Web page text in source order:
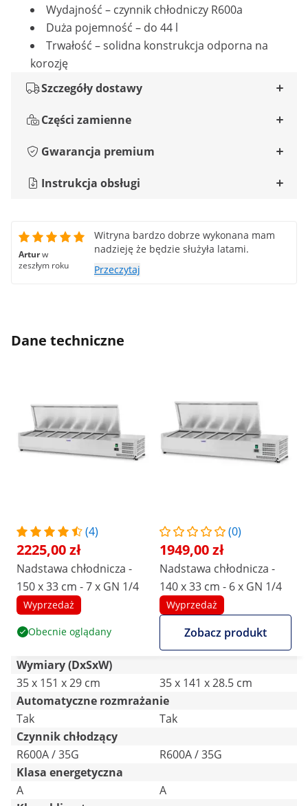
Wydajność – czynnik chłodniczy R600a
Duża pojemność – do 44 l
Trwałość – solidna konstrukcja odporna na
korozję
Szczegóły dostawy
Części zamienne
Gwarancja premium
Instrukcja obsługi
Arturw
zeszłym roku
Witryna bardzo dobrze wykonana mam
nadzieję że będzie służyła latami.
Przeczytaj
Dane techniczne
(4)
2225,00 zł
Nadstawa chłodnicza -
150 x 33 cm - 7 x GN 1/4
Wyprzedaż
Obecnie oglądany
(0)
1949,00 zł
Nadstawa chłodnicza -
140 x 33 cm - 6 x GN 1/4
Wyprzedaż
Zobacz produkt
Wymiary (DxSxW)
35 x 151 x 29 cm
35 x 141 x 28.5 cm
Automatyczne rozmrażanie
Tak
Tak
Czynnik chłodzący
R600A / 35G
R600A / 35G
Klasa energetyczna
A
A